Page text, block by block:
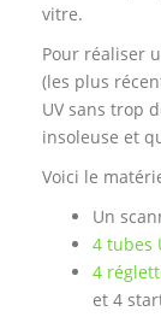
vitre.
Pour réaliser
(les plus
UV sans trop
insoleuse et
Voici le
Un
4 tubes
4
et 4